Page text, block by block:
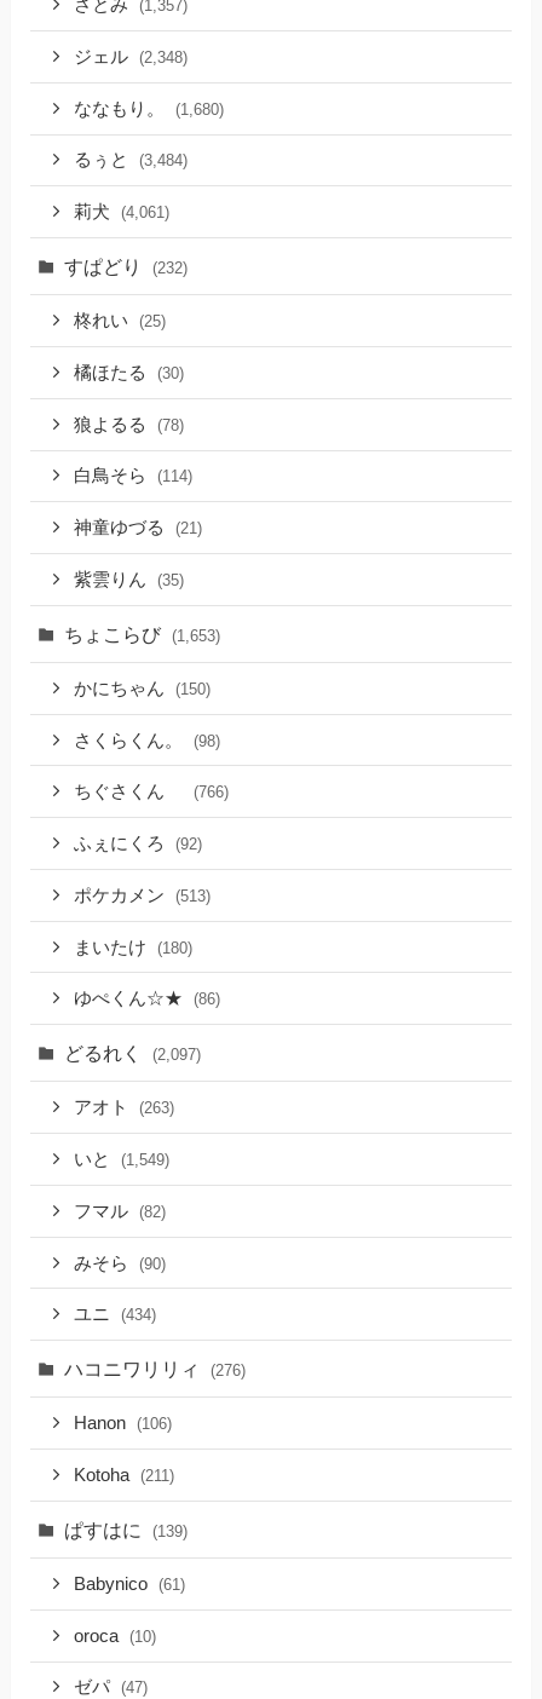
さとみ (1,357)
ジェル (2,348)
ななもり。 (1,680)
るぅと (3,484)
莉犬 (4,061)
すぱどり (232)
柊れい (25)
橘ほたる (30)
狼よるる (78)
白鳥そら (114)
神童ゆづる (21)
紫雲りん (35)
ちょこらび (1,653)
かにちゃん (150)
さくらくん。 (98)
ちぐさくん (766)
ふぇにくろ (92)
ポケカメン (513)
まいたけ (180)
ゆぺくん☆★ (86)
どるれく (2,097)
アオト (263)
いと (1,549)
フマル (82)
みそら (90)
ユニ (434)
ハコニワリリィ (276)
Hanon (106)
Kotoha (211)
ぱすはに (139)
Babynico (61)
oroca (10)
ゼパ (47)